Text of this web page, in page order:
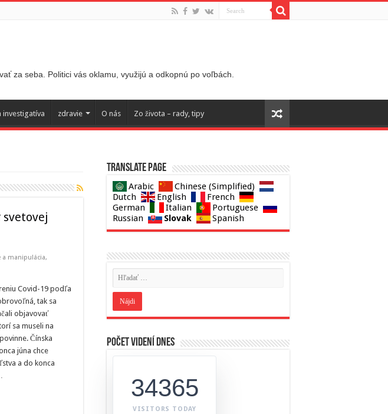
za seba. Politici vás oklamu, využijú a odkopnú po voľbách.
investigatíva zdravie O nás Zo života – rady, tipy
svetovej
a manipulácia,
Covid-19 podľa
tak sa
objavovať
sa museli na
Čínska
júna chce
a do konca
Translate page
Arabic
Chinese (Simplified)
Dutch
English
French
German
Italian
Portuguese
Russian
Slovak Spanish
Počet videní dnes
34365
VISITORS TODAY